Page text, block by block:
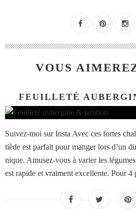
VOUS
FEUILLETÉ
Suivez-moi sur Insta Avec ces fortes
tiède est parfait pour manger lors d’un
nique. Amusez-vous à varier les
est rapide et vraiment excellente. Pour 4